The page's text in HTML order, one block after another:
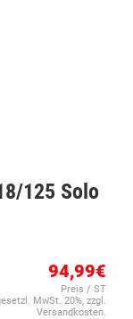
125 Solo
94,99€
Preis / ST
MwSt. 20%, zzgl.
Versandkosten.